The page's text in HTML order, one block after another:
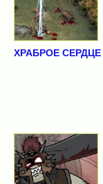
ХРАБРОЕ СЕРДЦЕ